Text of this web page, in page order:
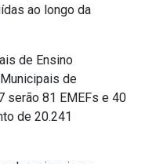
ao longo da
de Ensino
de
serão 81 EMEFs e 40
de 20.241